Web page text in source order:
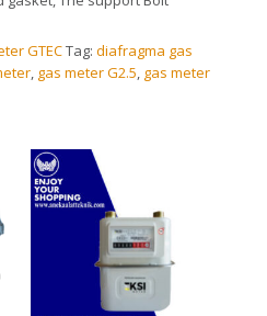
GTECTag:diafragma gas
gas meter G2.5 gas meter